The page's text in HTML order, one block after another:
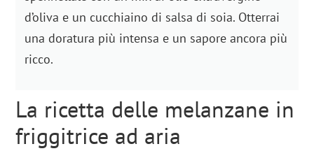
d’oliva e un cucchiaino di salsa di soia. Otterrai
una doratura più intensa e un sapore ancora più
ricco.
La ricetta delle melanzane in
friggitrice ad aria